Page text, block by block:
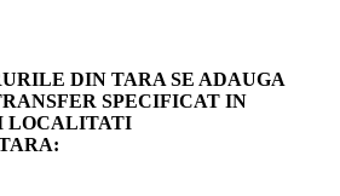
DIN TARA SE ADAUGA
SPECIFICAT IN
LOCALITATI